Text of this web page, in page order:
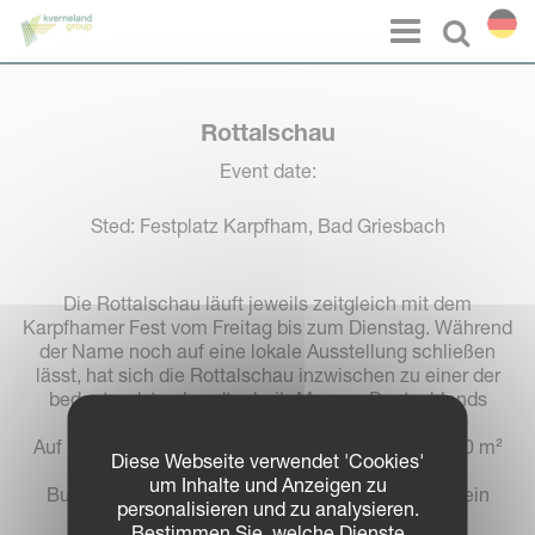
Select
Menu
Rottalschau
Event date:
Sted: Festplatz Karpfham, Bad Griesbach
Die Rottalschau läuft jeweils zeitgleich mit dem
Karpfhamer Fest vom Freitag bis zum Dienstag. Während
der Name noch auf eine lokale Ausstellung schließen
lässt, hat sich die Rottalschau inzwischen zu einer der
bedeutendsten Landtechnik-Messen Deutschlands
Auf nunmehr über 70.000 m² Freigelände und 6.000 m²
Hallen zeigen 600 Firmen aus der gesamten
Bundesrepublik und dem benachbarten Ausland ein
breites Angebot von Waren.
Cookie-Einstellungen
Diese Webseite verwendet 'Cookies'
um Inhalte und Anzeigen zu
personalisieren und zu analysieren.